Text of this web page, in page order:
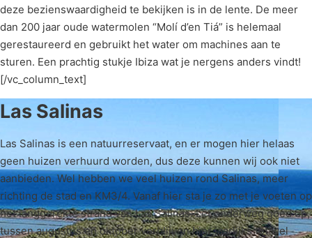
deze bezienswaardigheid te bekijken is in de lente. De meer
dan 200 jaar oude watermolen “Molí d’en Tiá” is helemaal
gerestaureerd en gebruikt het water om machines aan te
sturen. Een prachtig stukje Ibiza wat je nergens anders vindt!
[/vc_column_text]
Las Salinas
Las Salinas is een natuurreservaat, en er mogen hier helaas
geen huizen verhuurd worden, dus deze kunnen wij ook niet
aanbieden. Wel hebben we veel huizen rond Salinas, meer
richting de stad en KM3/4. Vanaf hier sta je zo met je voeten op
het langgerekte strand van Las Salinas. Let onderweg goed op,
tussen augustus en oktober verblijven hier jaarlijks tot wel